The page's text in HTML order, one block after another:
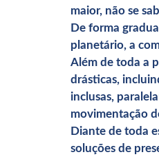
maior, não se
De forma
planetário, a
Além de toda a
drásticas,
inclusas,
movimentação
Diante de toda
soluções de